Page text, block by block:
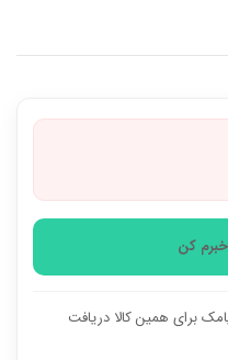
کن
برای همین کالا دریافت